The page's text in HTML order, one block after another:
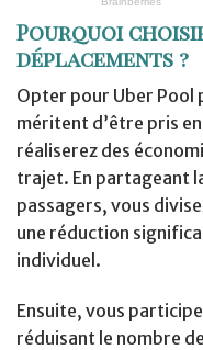
Pourquoi
déplacements ?
Opter pour Uber Pool
méritent d’être pris
réaliserez des
trajet. En partageant
passagers, vous
une réduction
individuel.
Ensuite, vous
réduisant le nombre